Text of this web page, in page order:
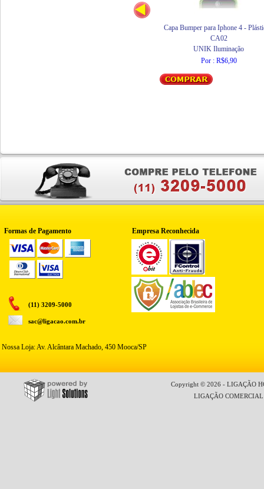
Capa Bumper para Iphone 4 -
CA02
UNIK Iluminação
Por : R$6,90
Formas de Pagamento Empresa Reconhecida
(11) 3209-5000
sac@ligacao.com.br
Nossa Loja: Av. Alcântara Machado, 450 Mooca/SP
Copyright © 2026 - LIGAÇÃO
LIGAÇÃO